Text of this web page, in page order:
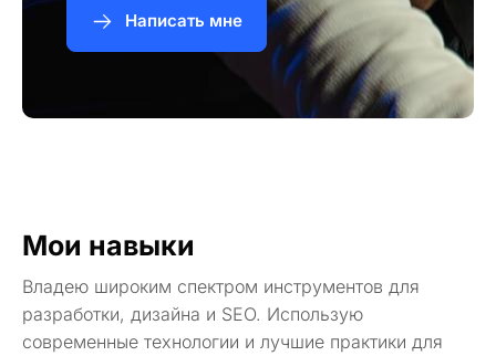
Написать мне
Мои навыки
Владею широким спектром инструментов для
разработки, дизайна и SEO. Использую
современные технологии и лучшие практики для